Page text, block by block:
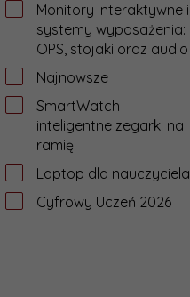
Monitory interaktywne i
systemy wyposażenia:
OPS, stojaki oraz audio
Najnowsze
SmartWatch
inteligentne zegarki na
ramię
Laptop dla nauczyciela
Cyfrowy Uczeń 2026